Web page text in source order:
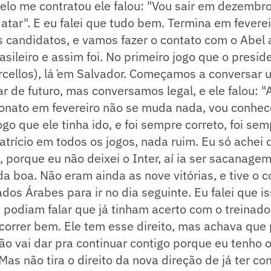
me contratou ele falou: "Vou sair em
E eu falei que tudo bem. Termina em
candidatos, e vamos fazer o contato com o Abel
e assim foi. No primeiro jogo que o
lá ́em Salvador. Começamos a conversar
de futuro, mas conversamos legal, e ele falou:
em fevereiro não se muda nada, vou
que ele tinha ido, e foi sempre correto, foi
em todos os jogos, nada ruim. Eu só achei
porque eu não deixei o Inter, aí ia ser
boa. Não eram ainda as nove vitórias, e tive o
Árabes para ir no dia seguinte. Eu falei que
podiam falar que já tinham acerto com o
bem. Ele tem esse direito, mas achava
vai dar pra continuar contigo porque eu tenho
não tira o direito da nova direção de já ter